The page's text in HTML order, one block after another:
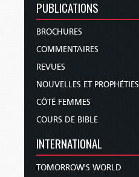
PUBLICATIONS
BROCHURES
COMMENTAIRES
REVUES
NOUVELLES ET PROPHÉTIES
CÔTÉ FEMMES
COURS DE BIBLE
INTERNATIONAL
TOMORROW'S WORLD